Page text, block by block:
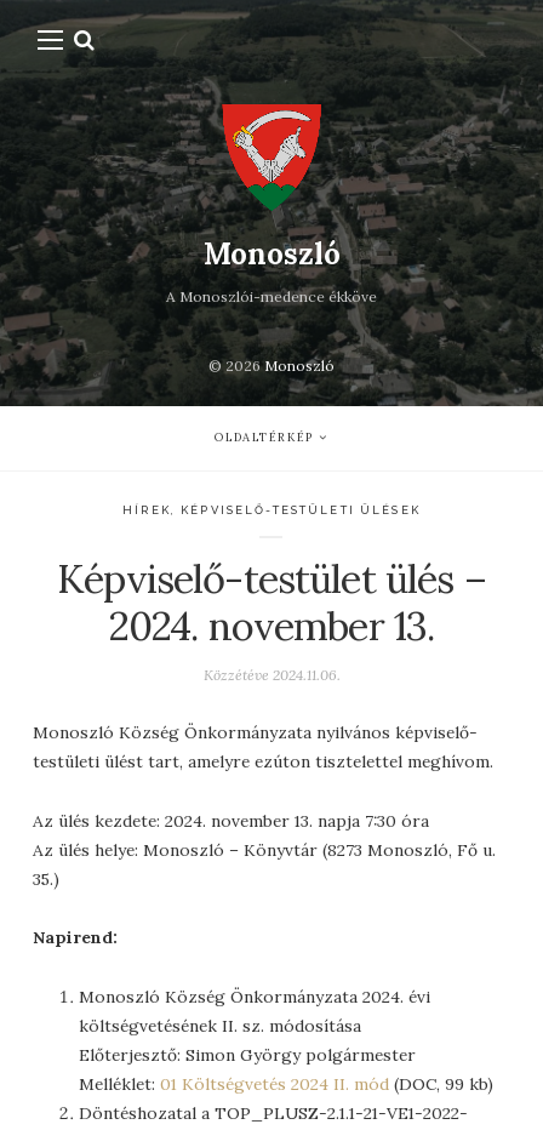
Monoszló
A Monoszlói-medence ékköve
© 2026Monoszló
OLDALTÉRKÉP
HÍREK, KÉPVISELŐ-TESTÜLETI ÜLÉSEK
Képviselő-testület ülés –
2024. november 13.
Közzétéve 2024.11.06.
Monoszló Község Önkormányzata nyilvános képviselő-
testületi ülést tart, amelyre ezúton tisztelettel meghívom.
Az ülés kezdete: 2024. november 13. napja 7:30 óra
Az ülés helye: Monoszló – Könyvtár (8273 Monoszló, Fő u.
35.)
Napirend:
Monoszló Község Önkormányzata 2024. évi
költségvetésének II. sz. módosítása
Előterjesztő: Simon György polgármester
Melléklet:01 Költségvetés 2024 II. mód (DOC, 99 kb)
Döntéshozatal a TOP_PLUSZ-2.1.1-21-VE1-2022-